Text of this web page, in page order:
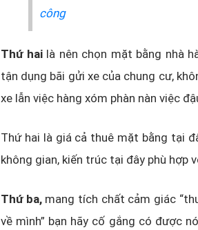
công
Thứ hailà nên chọn mặt bằng nhà
tận dụng bãi gửi xe của chung cư,
xe lẫn việc hàng xóm phàn nàn việc
Thứ hai là giá cả thuê mặt bằng tại
không gian, kiến trúc tại đây phù hợp
Thứ ba,mang tích chất cảm giác
về mình” bạn hãy cố gắng có được